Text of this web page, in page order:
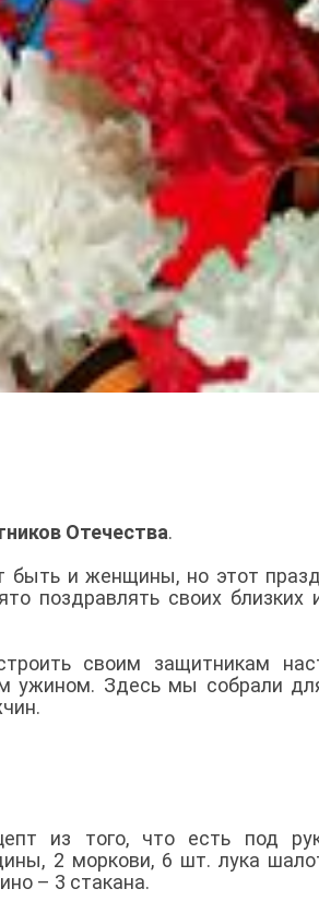
Отечества.
быть и женщины, но этот
поздравлять своих
своим защитникам
ужином. Здесь мы собрали
из того, что есть под
2 моркови, 6 шт. лука
– 3 стакана.